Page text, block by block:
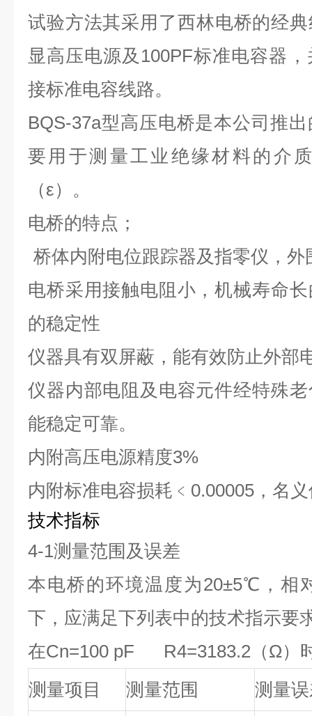
试验方法其采用了西林电桥的经
显高压电源及100PF标准电容器
接标准电容线路。
BQS-37a型高压电桥是本公司推
要用于测量工业绝缘材料的介
（ε）。
电桥的特点；
桥体内附电位跟踪器及指零仪，外
电桥采用接触电阻小，机械寿命
的稳定性
仪器具有双屏蔽，能有效防止外部
仪器内部电阻及电容元件经特殊
能稳定可靠。
内附高压电源精度3%
内附标准电容损耗﹤0.00005，名
技术指标
4-1测量范围及误差
本电桥的环境温度为20±5℃，相
下，应满足下列表中的技术指示要
在Cn=100 pF R4=3183.2（Ω）
测量项目
测量范围 测量